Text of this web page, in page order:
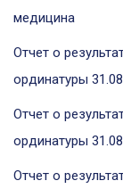
медицина
Отчет о
ординатуры
Отчет о
ординатуры
Отчет о